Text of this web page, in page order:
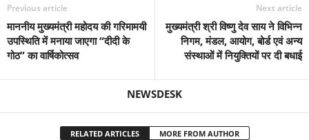
Previous article
माननीय मुख्यमंत्री महोदय की गरिमामयी
उपस्थिति में मनाया जाएगा “दीदी के
गोठ” का वार्षिकोत्सव
Next article
मुख्यमंत्री श्री विष्णु देव साय ने विभिन्न
निगम, मंडल, आयोग, बोर्ड एवं अन्य
संस्थाओं में नियुक्तियों पर दी बधाई
NEWSDESK
RELATED ARTICLES MORE FROM AUTHOR